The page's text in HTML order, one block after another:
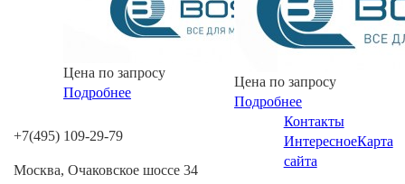
Цена по запросу
Подробнее
Цена по запросу
Подробнее
+7(495) 109-29-79
Москва, Очаковское шоссе 34
Контакты
ИнтересноеКарта
сайта